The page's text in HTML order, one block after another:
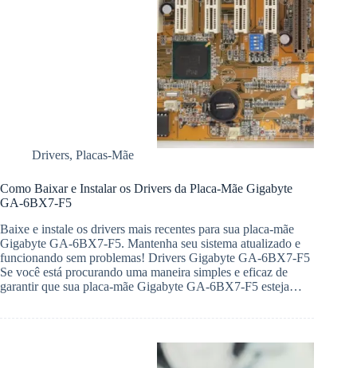
Drivers, Placas-Mãe
Como Baixar e Instalar os Drivers da Placa-Mãe Gigabyte
GA-6BX7-F5
Baixe e instale os drivers mais recentes para sua placa-mãe
Gigabyte GA-6BX7-F5. Mantenha seu sistema atualizado e
funcionando sem problemas! Drivers Gigabyte GA-6BX7-F5
Se você está procurando uma maneira simples e eficaz de
garantir que sua placa-mãe Gigabyte GA-6BX7-F5 esteja…